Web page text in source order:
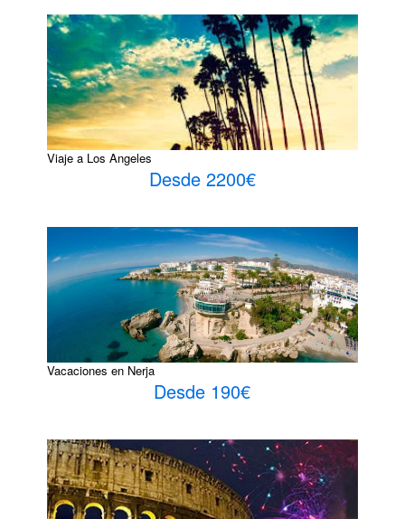
Viaje a Los Angeles
Desde 2200€
Vacaciones en Nerja
Desde 190€